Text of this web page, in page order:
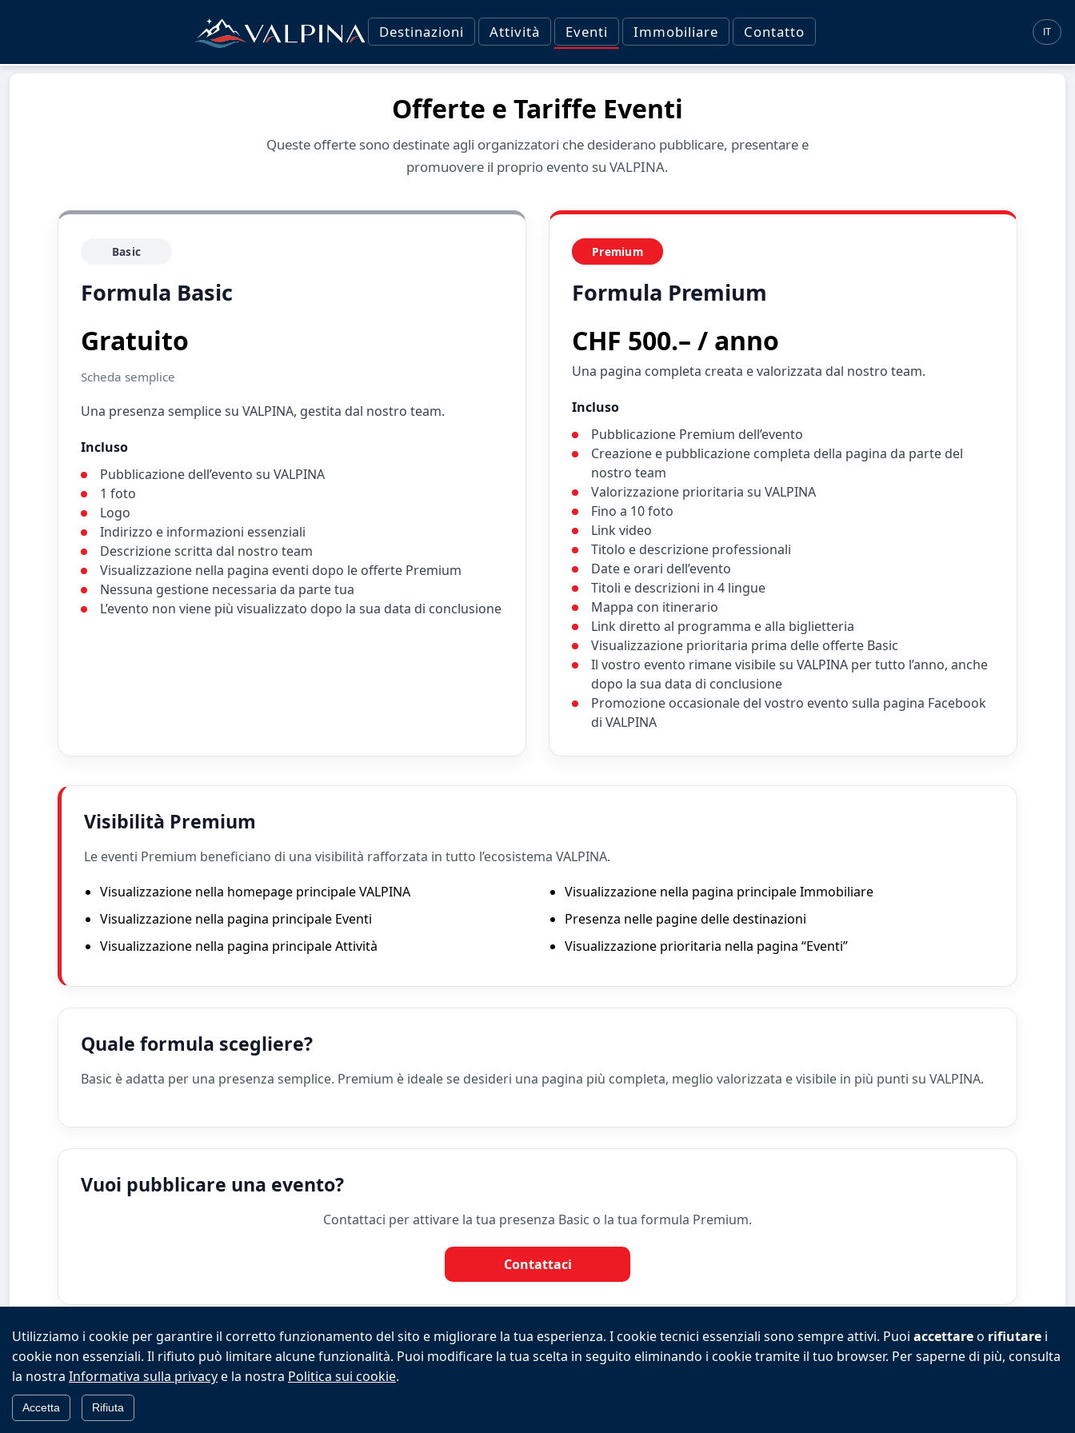
Destinazioni Attività Eventi Immobiliare Contatto IT
Offerte e Tariffe Eventi
Queste offerte sono destinate agli organizzatori che desiderano pubblicare, presentare e
promuovere il proprio evento su VALPINA.
Basic
Formula Basic
Gratuito
Scheda semplice
Una presenza semplice su VALPINA, gestita dal nostro team.
Incluso
Pubblicazione dell’evento su VALPINA
1 foto
Logo
Indirizzo e informazioni essenziali
Descrizione scritta dal nostro team
Visualizzazione nella pagina eventi dopo le offerte Premium
Nessuna gestione necessaria da parte tua
L’evento non viene più visualizzato dopo la sua data di conclusione
Premium
Formula Premium
CHF 500.– / anno
Una pagina completa creata e valorizzata dal nostro team.
Incluso
Pubblicazione Premium dell’evento
Creazione e pubblicazione completa della pagina da parte del
nostro team
Valorizzazione prioritaria su VALPINA
Fino a 10 foto
Link video
Titolo e descrizione professionali
Date e orari dell’evento
Titoli e descrizioni in 4 lingue
Mappa con itinerario
Link diretto al programma e alla biglietteria
Visualizzazione prioritaria prima delle offerte Basic
Il vostro evento rimane visibile su VALPINA per tutto l’anno, anche
dopo la sua data di conclusione
Promozione occasionale del vostro evento sulla pagina Facebook
di VALPINA
Visibilità Premium
Le eventi Premium beneficiano di una visibilità rafforzata in tutto l’ecosistema VALPINA.
Visualizzazione nella homepage principale VALPINA
Visualizzazione nella pagina principale Eventi
Visualizzazione nella pagina principale Attività
Visualizzazione nella pagina principale Immobiliare
Presenza nelle pagine delle destinazioni
Visualizzazione prioritaria nella pagina “Eventi”
Quale formula scegliere?
Basic è adatta per una presenza semplice. Premium è ideale se desideri una pagina più completa, meglio valorizzata e visibile in più punti su VALPINA.
Vuoi pubblicare una evento?
Contattaci per attivare la tua presenza Basic o la tua formula Premium.
Contattaci
Utilizziamo i cookie per garantire il corretto funzionamento del sito e migliorare la tua esperienza. I cookie tecnici essenziali sono sempre attivi. Puoi accettareo rifiutare i
cookie non essenziali. Il rifiuto può limitare alcune funzionalità. Puoi modificare la tua scelta in seguito eliminando i cookie tramite il tuo browser. Per saperne di più, consulta
la nostra Informativa sulla privacye la nostra Politica sui cookie.
Accetta Rifiuta